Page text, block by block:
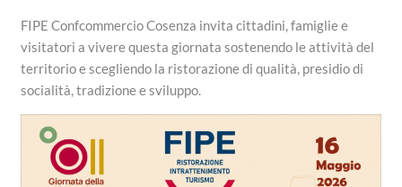
FIPE Confcommercio Cosenza invita cittadini, famiglie e
visitatori a vivere questa giornata sostenendo le attività del
territorio e scegliendo la ristorazione di qualità, presidio di
socialità, tradizione e sviluppo.